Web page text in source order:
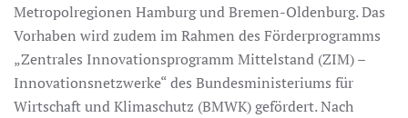
Metropolregionen Hamburg und Bremen-Oldenburg. Das
Vorhaben wird zudem im Rahmen des Förderprogramms
„Zentrales Innovationsprogramm Mittelstand (ZIM) –
Innovationsnetzwerke“ des Bundesministeriums für
Wirtschaft und Klimaschutz (BMWK) gefördert. Nach